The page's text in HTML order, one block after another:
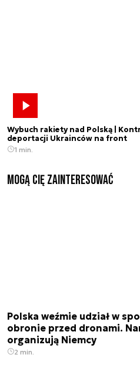
Wybuch rakiety nad Polską |
deportacji Ukrainców na front
1 min.
Mogą Cię zainteresować
Polska weźmie udział w
obronie przed dronami.
organizują Niemcy
2 min.